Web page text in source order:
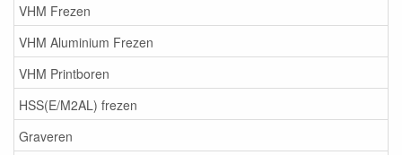
VHM Frezen
VHM Aluminium Frezen
VHM Printboren
HSS(E/M2AL) frezen
Graveren